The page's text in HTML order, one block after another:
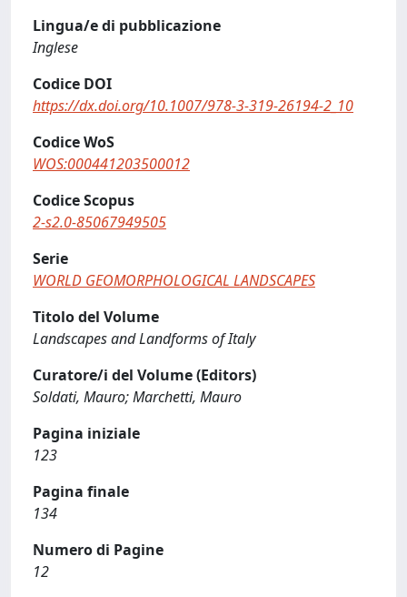
Lingua/e di pubblicazione
Inglese
Codice DOI
https://dx.doi.org/10.1007/978-3-319-26194-2_10
Codice WoS
WOS:000441203500012
Codice Scopus
2-s2.0-85067949505
Serie
WORLD GEOMORPHOLOGICAL LANDSCAPES
Titolo del Volume
Landscapes and Landforms of Italy
Curatore/i del Volume (Editors)
Soldati, Mauro; Marchetti, Mauro
Pagina iniziale
123
Pagina finale
134
Numero di Pagine
12